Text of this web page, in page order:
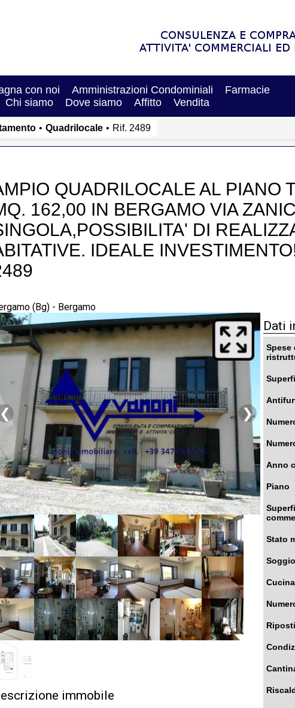
con noi Amministrazioni Condominiali
Farmacie
Chi siamo Dove siamo Affitto Vendita
• Quadrilocale • Rif. 2489
QUADRILOCALE AL PIANO
162,00 IN BERGAMO VIA
DI
IDEALE
(Bg) - Bergamo
❮ ❯
immobile
Dati
Spese
Anno
Piano
Stato
Cucina